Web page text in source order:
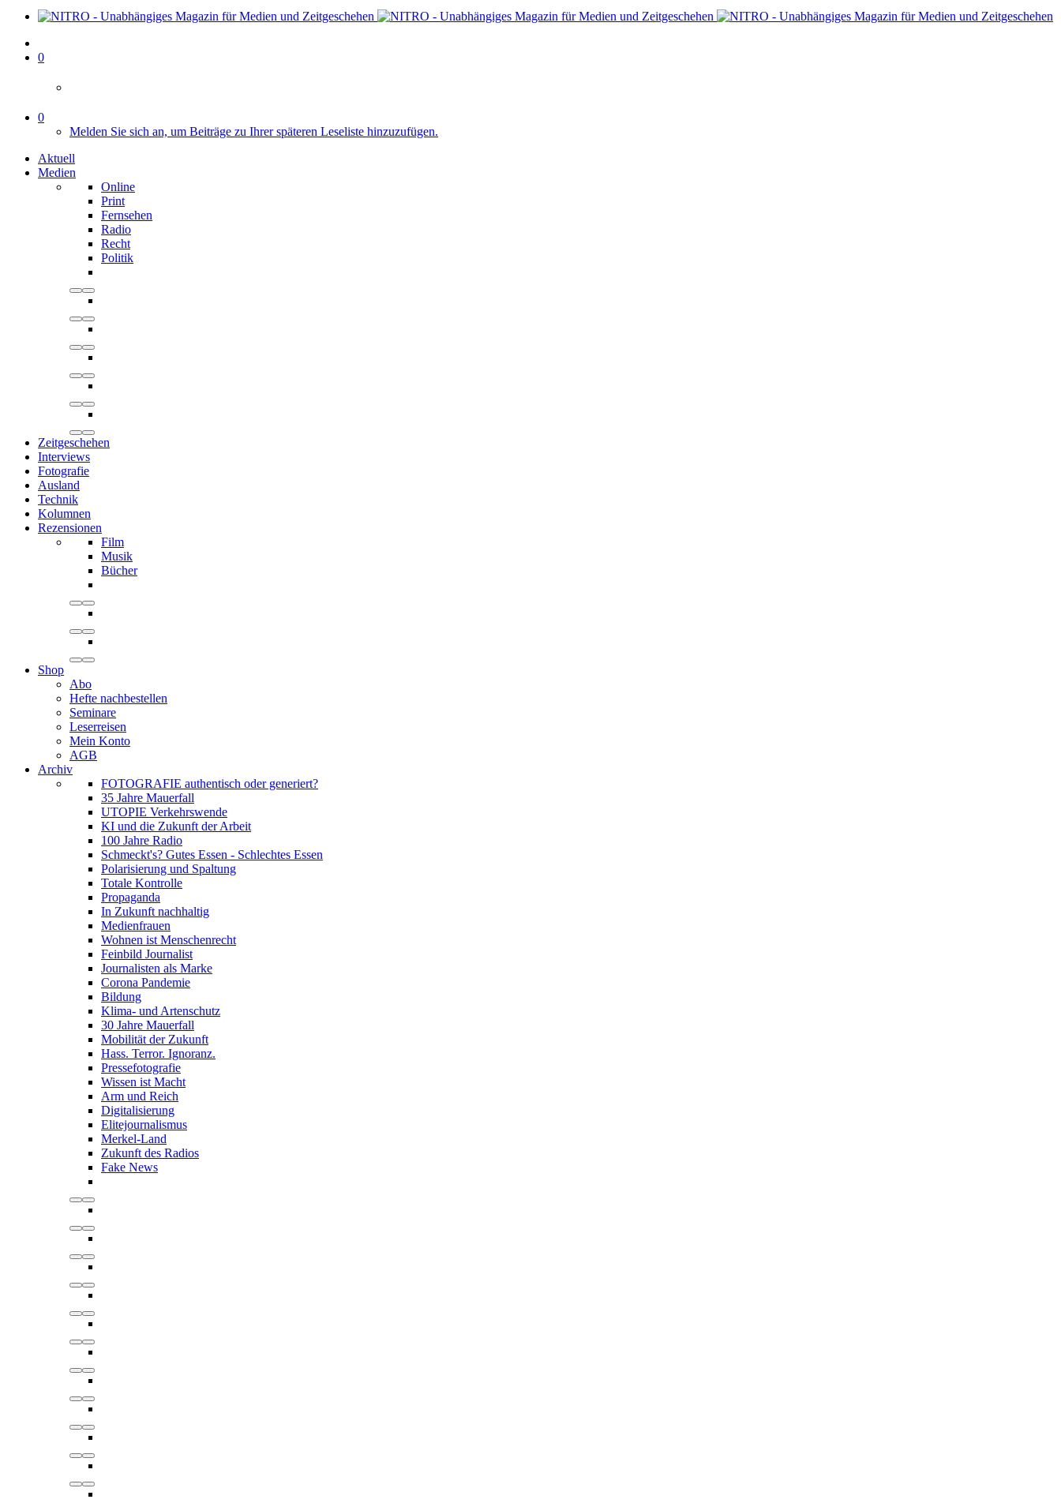
0
0
Melden Sie sich an, um Beiträge zu Ihrer späteren Leseliste hinzuzufügen.
Aktuell
Medien
Online
Print
Fernsehen
Radio
Recht
Politik
Zeitgeschehen
Interviews
Fotografie
Ausland
Technik
Kolumnen
Rezensionen
Film
Musik
Bücher
Shop
Abo
Hefte nachbestellen
Seminare
Leserreisen
Mein Konto
AGB
Archiv
FOTOGRAFIE authentisch oder generiert?
35 Jahre Mauerfall
UTOPIE Verkehrswende
KI und die Zukunft der Arbeit
100 Jahre Radio
Schmeckt's? Gutes Essen - Schlechtes Essen
Polarisierung und Spaltung
Totale Kontrolle
Propaganda
In Zukunft nachhaltig
Medienfrauen
Wohnen ist Menschenrecht
Feinbild Journalist
Journalisten als Marke
Corona Pandemie
Bildung
Klima- und Artenschutz
30 Jahre Mauerfall
Mobilität der Zukunft
Hass. Terror. Ignoranz.
Pressefotografie
Wissen ist Macht
Arm und Reich
Digitalisierung
Elitejournalismus
Merkel-Land
Zukunft des Radios
Fake News